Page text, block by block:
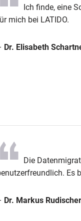
Ich finde, eine
mich bei LATIDO.
Dr. Elisabeth
Die
Es
Dr. Markus Rudischer